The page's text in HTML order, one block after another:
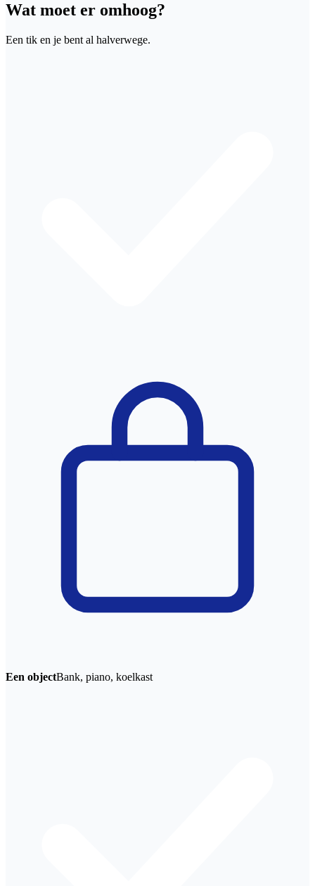
Wat moet er omhoog?
Een tik en je bent al halverwege.
Een objectBank, piano, koelkast